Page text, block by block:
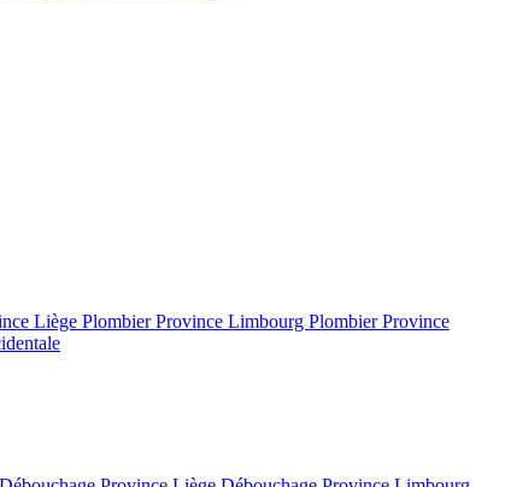
Liège Plombier Province Limbourg Plombier Province